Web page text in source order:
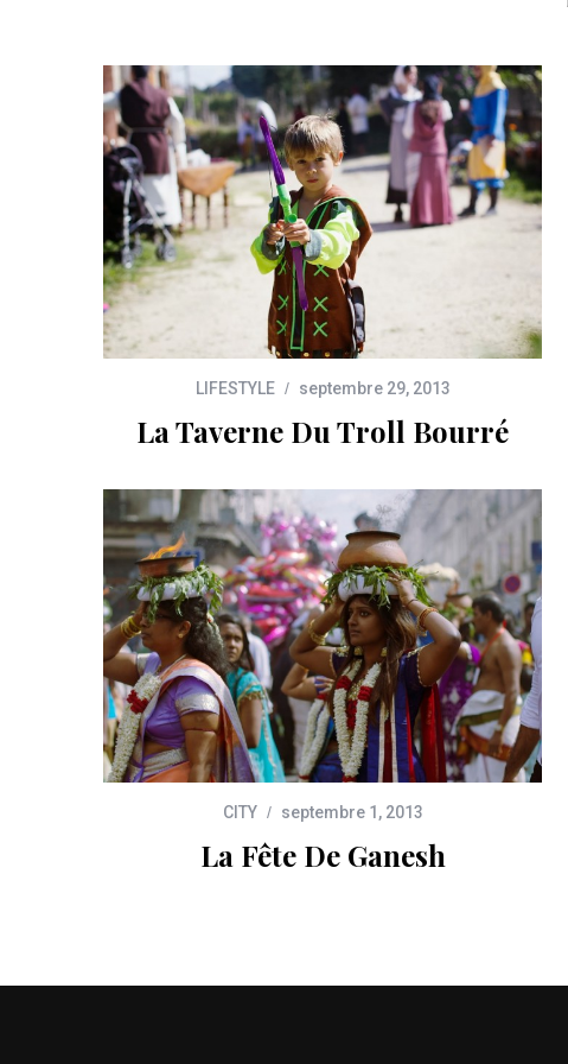
LIFESTYLE septembre 29, 2013
La Taverne Du Troll Bourré
CITY septembre 1, 2013
La Fête De Ganesh